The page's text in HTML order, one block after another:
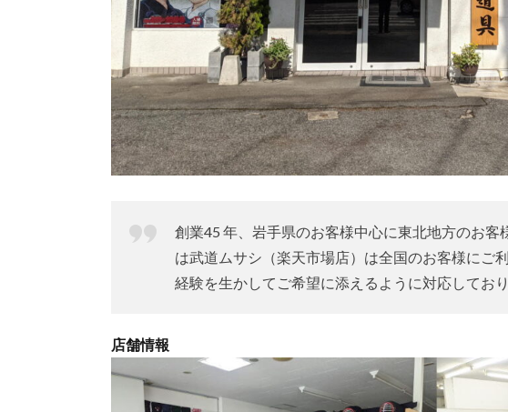
創業45 年、岩手県のお客様中心に東北地方のお
は武道ムサシ（楽天市場店）は全国のお客様にご
経験を生かしてご希望に添えるように対応してお
店舗情報